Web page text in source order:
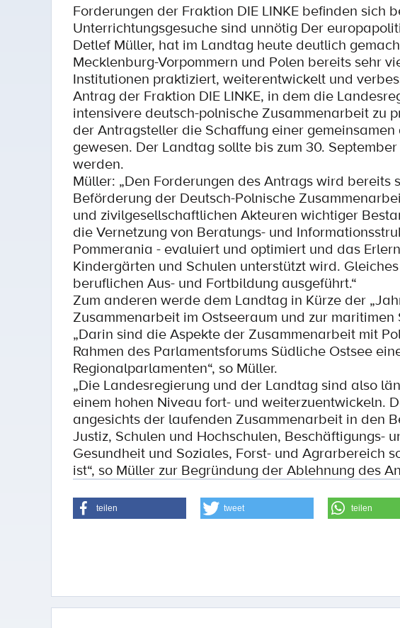
Forderungen der Fraktion DIE LINKE befinden sich
Unterrichtungsgesuche sind unnötig Der
Detlef Müller, hat im Landtag heute deutlich
Mecklenburg-Vorpommern und Polen bereits sehr
Institutionen praktiziert, weiterentwickelt und
Antrag der Fraktion DIE LINKE, in dem die
intensivere deutsch-polnische Zusammenarbeit zu
der Antragsteller die Schaffung einer
gewesen. Der Landtag sollte bis zum 30.
werden.
Müller: „Den Forderungen des Antrags wird
Beförderung der Deutsch-Polnische
und zivilgesellschaftlichen Akteuren wichtiger
die Vernetzung von Beratungs- und
Pommerania - evaluiert und optimiert und das
Kindergärten und Schulen unterstützt wird.
beruflichen Aus- und Fortbildung ausgeführt.“
Zum anderen werde dem Landtag in Kürze der
Zusammenarbeit im Ostseeraum und zur
„Darin sind die Aspekte der Zusammenarbeit mit
Rahmen des Parlamentsforums Südliche Ostsee
Regionalparlamenten“, so Müller.
„Die Landesregierung und der Landtag sind also
einem hohen Niveau fort- und weiterzuentwickeln.
angesichts der laufenden Zusammenarbeit in den
Justiz, Schulen und Hochschulen, Beschäftigungs-
Gesundheit und Soziales, Forst- und Agrarbereich
ist“, so Müller zur Begründung der Ablehnung des
teilen tweet teilen